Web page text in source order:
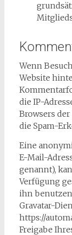
Wenn
Website
die IP-
Browsers
die Spam-
Eine
E-Mail-
genannt),
Verfügung
ihn
Gravatar-
https://
Freigabe